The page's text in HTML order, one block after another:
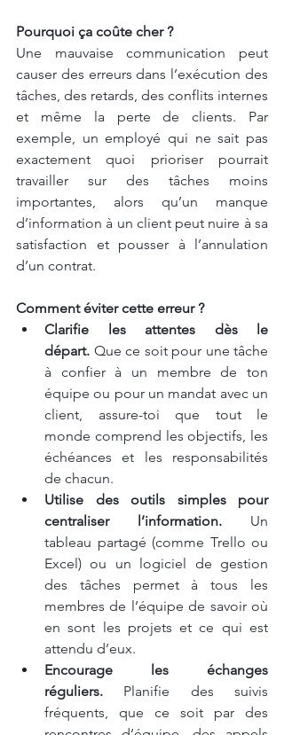
Pourquoi ça coûte cher ?
Une mauvaise communication peut
causer des erreurs dans l’exécution des
tâches, des retards, des conflits internes
et même la perte de clients. Par
exemple, un employé qui ne sait pas
exactement quoi prioriser pourrait
travailler sur des tâches moins
importantes, alors qu’un manque
d’information à un client peut nuire à sa
satisfaction et pousser à l’annulation
d’un contrat.
Comment éviter cette erreur ?
Clarifie les attentes dès le
départ. Que ce soit pour une tâche
à confier à un membre de ton
équipe ou pour un mandat avec un
client, assure-toi que tout le
monde comprend les objectifs, les
échéances et les responsabilités
de chacun.
Utilise des outils simples pour
centraliser l’information. Un
tableau partagé (comme Trello ou
Excel) ou un logiciel de gestion
des tâches permet à tous les
membres de l’équipe de savoir où
en sont les projets et ce qui est
attendu d’eux.
Encourage les échanges
réguliers. Planifie des suivis
fréquents, que ce soit par des